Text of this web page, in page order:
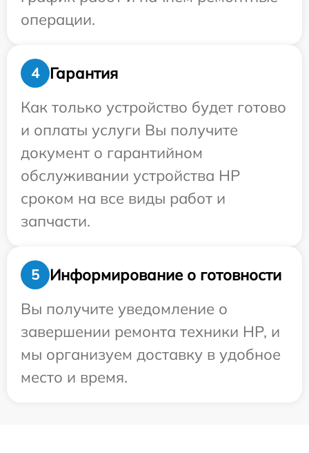
операции.
4
Гарантия
Как только устройство будет готово
и оплаты услуги Вы получите
документ о гарантийном
обслуживании устройства HP
сроком на все виды работ и
запчасти.
5
Информирование о готовности
Вы получите уведомление о
завершении ремонта техники HP, и
мы организуем доставку в удобное
место и время.